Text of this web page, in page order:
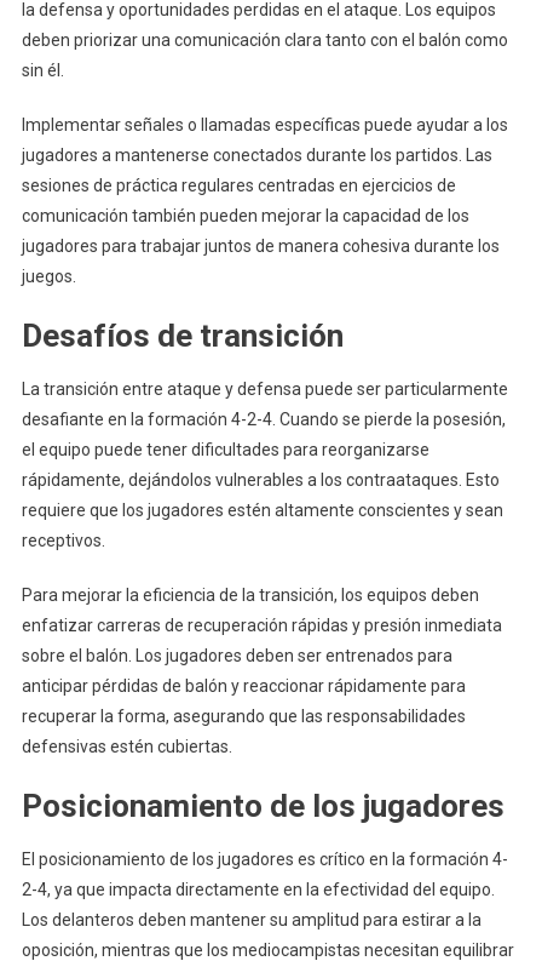
la defensa y oportunidades perdidas en el ataque. Los equipos
deben priorizar una comunicación clara tanto con el balón como
sin él.
Implementar señales o llamadas específicas puede ayudar a los
jugadores a mantenerse conectados durante los partidos. Las
sesiones de práctica regulares centradas en ejercicios de
comunicación también pueden mejorar la capacidad de los
jugadores para trabajar juntos de manera cohesiva durante los
juegos.
Desafíos de transición
La transición entre ataque y defensa puede ser particularmente
desafiante en la formación 4-2-4. Cuando se pierde la posesión,
el equipo puede tener dificultades para reorganizarse
rápidamente, dejándolos vulnerables a los contraataques. Esto
requiere que los jugadores estén altamente conscientes y sean
receptivos.
Para mejorar la eficiencia de la transición, los equipos deben
enfatizar carreras de recuperación rápidas y presión inmediata
sobre el balón. Los jugadores deben ser entrenados para
anticipar pérdidas de balón y reaccionar rápidamente para
recuperar la forma, asegurando que las responsabilidades
defensivas estén cubiertas.
Posicionamiento de los jugadores
El posicionamiento de los jugadores es crítico en la formación 4-
2-4, ya que impacta directamente en la efectividad del equipo.
Los delanteros deben mantener su amplitud para estirar a la
oposición, mientras que los mediocampistas necesitan equilibrar